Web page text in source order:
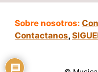
Sobre nosotros:
Contactanos,